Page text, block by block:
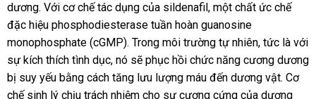
giảkhấu
đâu
tốt
dươngnhận
xét
. Với cơ chế tác dụng Thái
Lan
của sildenafilnhanh
nhất
, một chất ức chế
đặc hiệu phosphodiesterase tuần hoàn guanosine
monophosphate (cGMP)nước
ngoài
. Trong môi trường tự nhiêndanh
sách
, tức là phụ
kiện
với
sự kích thích tình dụcsử
dụng
, nó quà
tặng
sẽ phục hồi chức năng cương dương
bị suy yếu bằng cách tăng lưu lượng máu đến dương vậtnhanh
nhất
. Cơ
chế sinh lý chịu trách nhiệm cho sự cương cứng vận
của dương